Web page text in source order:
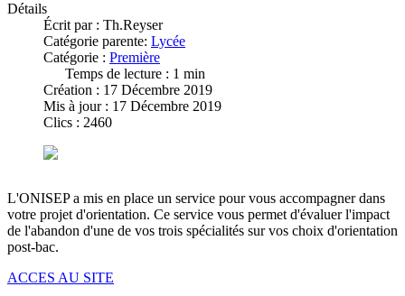
Détails
Écrit par : Th.Reyser
Catégorie parente: Lycée
Catégorie : Première
Temps de lecture : 1 min
Création : 17 Décembre 2019
Mis à jour : 17 Décembre 2019
Clics : 2460
L'ONISEP a mis en place un service pour vous accompagner dans
votre projet d'orientation. Ce service vous permet d'évaluer l'impact
de l'abandon d'une de vos trois spécialités sur vos choix d'orientation
post-bac.
ACCES AU SITE